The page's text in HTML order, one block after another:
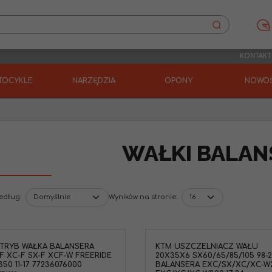
KONTAKT
NARZĘDZIA OPONY
WAŁKI
: Wyników na stronie:
WAŁKA BALANSERA
XC-F SX-F XCF-W FREERIDE
11-17 77236076000
KTM 47030076100 Uszczelniacz wału
korbowego 20x35x6 BTSL SX60 '98-00
SX65 '98-24 SX85 '04-20 SX105 '04-11
KTM USZCZELNIACZ WAŁU
20X35X6 SX60/65/85/105 98-
BALANSERA EXC/SX/XC/XC-
Tryb balansera
550 '09-14 3090107